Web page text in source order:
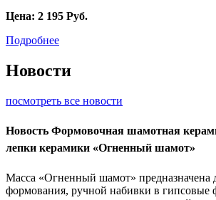
Цена: 2 195 Руб.
Подробнее
Новости
посмотреть все новости
Новость Формовочная шамотная
лепки керамики «Огненный шамот»
Масса «Огненный шамот» предназначена
формования, ручной набивки в гипсовые